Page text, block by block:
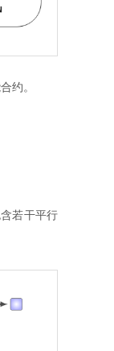
约。
若干平行